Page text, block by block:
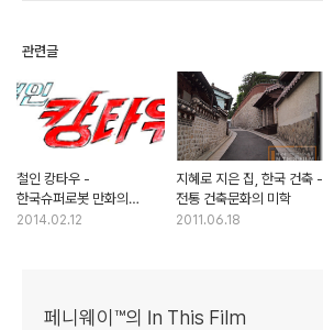
관련글
철인 캉타우 -
한국슈퍼로봇 만화의
기념비적 걸작
2014.02.12
지혜로 지은 집, 한국 건축 -
전통 건축문화의 미학
2011.06.18
페니웨이™의 In This Film